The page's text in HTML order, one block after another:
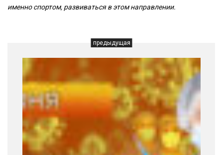
именно спортом, развиваться в этом направлении.
предыдущая